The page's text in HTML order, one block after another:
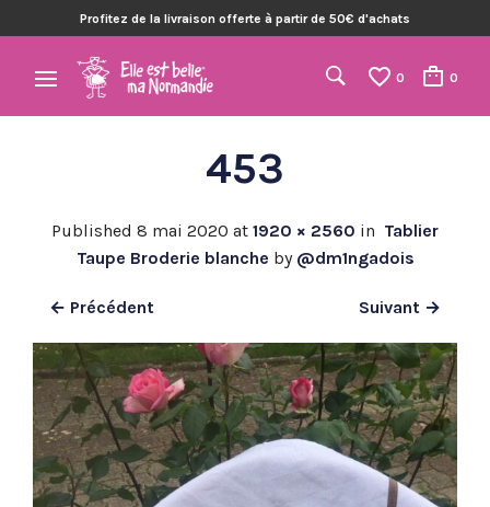
Profitez de la livraison offerte à partir de 50€ d'achats
0 0
453
Published 8 mai 2020 at 1920 × 2560 in Tablier
Taupe Broderie blanche by @dm1ngadois
← Précédent Suivant →